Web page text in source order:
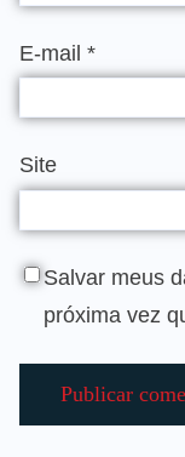
E-mail *
Site
Salvar meus
próxima vez